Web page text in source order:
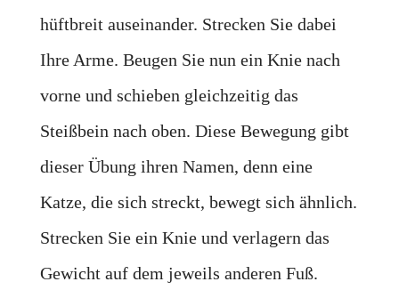
hüftbreit auseinander. Strecken Sie dabei
Ihre Arme. Beugen Sie nun ein Knie nach
vorne und schieben gleichzeitig das
Steißbein nach oben. Diese Bewegung gibt
dieser Übung ihren Namen, denn eine
Katze, die sich streckt, bewegt sich ähnlich.
Strecken Sie ein Knie und verlagern das
Gewicht auf dem jeweils anderen Fuß.